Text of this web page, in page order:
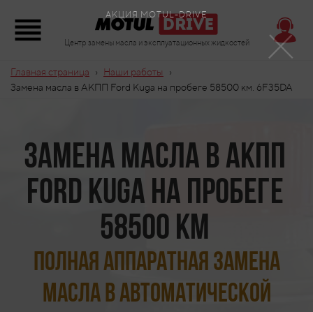
Центр замены масла и эксплуатационных жидкостей
Главная страница › Наши работы ›
Замена масла в АКПП Ford Kuga на пробеге 58500 км. 6F35DA
Замена масла в АКПП
Ford Kuga на пробеге
58500 км
Полная аппаратная замена
масла в автоматической
АКЦИЯ MOTUL-DRIVE ×